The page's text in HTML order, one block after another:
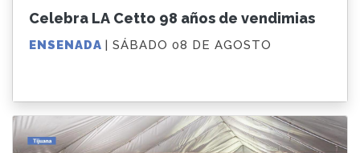
Celebra LA Cetto 98 años de vendimias
ENSENADA | SÁBADO 08 DE AGOSTO